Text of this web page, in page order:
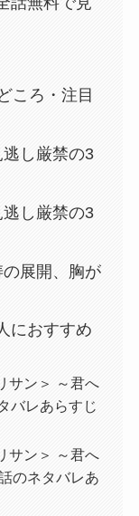
ころ・注目
し厳禁の3
し厳禁の3
展開、胸が
におすすめ
サン＞ ～君へ
バレあらすじ
サン＞ ～君へ
のネタバレあ